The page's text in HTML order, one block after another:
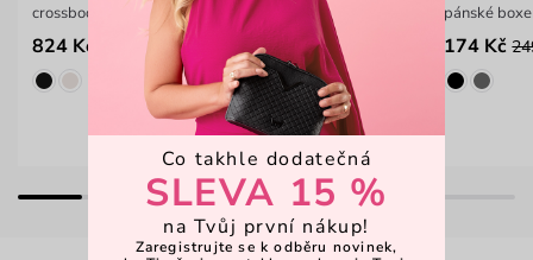
crossbody kabelka, která drží tvar
824 Kč 1 099 Kč
pánské
174 Kč
Co takhle dodatečná
SLEVA 15 %
na Tvůj první nákup!
Zaregistrujte se k odběru novinek,